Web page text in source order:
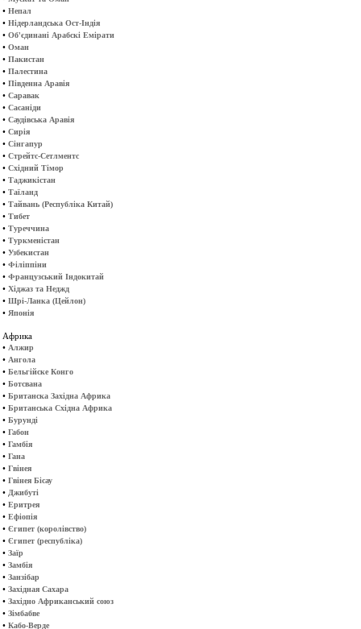
• Непал
• Нідерландська Ост-Індія
• Об'єдинані Арабскі Емірати
• Оман
• Пакистан
• Палестина
• Південна Аравія
• Саравак
• Сасаніди
• Саудівська Аравія
• Сирія
• Сінгапур
• Стрейтс-Сетлментс
• Східний Тімор
• Таджикістан
• Таїланд
• Тайвань (Республіка Китай)
• Тибет
• Туреччина
• Туркменістан
• Узбекистан
• Філіппіни
• Французський Індокитай
• Хіджаз та Неджд
• Шрі-Ланка (Цейлон)
• Японія
Африка
• Алжир
• Ангола
• Бельгійске Конго
• Ботсвана
• Британска Західна Африка
• Британська Східна Африка
• Бурунді
• Габон
• Гамбія
• Гана
• Гвінея
• Гвінея Бісау
• Джибуті
• Еритрея
• Ефіопія
• Єгипет (королівство)
• Єгипет (республіка)
• Заїр
• Замбія
• Занзібар
• Західная Сахара
• Західно Африканський союз
• Зімбабве
• Кабо-Верде